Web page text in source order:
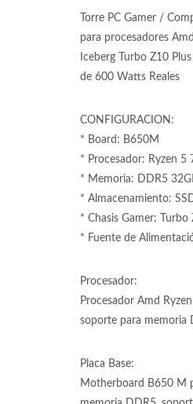
Torre PC Gamer /
para procesadores
Iceberg Turbo Z10
de 600 Watts Reales
CONFIGURACION:
* Board: B650M
* Procesador: Ryzen 5
* Memoria: DDR5
* Almacenamiento:
* Chasis Gamer: Turbo
* Fuente de
Procesador:
Procesador Amd
soporte para memoria
Placa Base:
Motherboard B650 M